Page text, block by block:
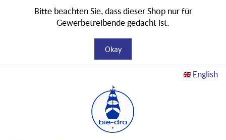
English
Bitte beachten Sie, dass dieser Shop nur für
Gewerbetreibende gedacht ist.
Okay